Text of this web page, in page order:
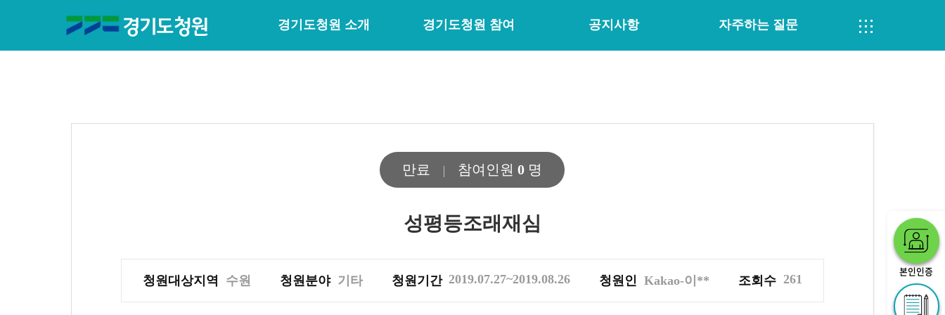
경기도청원 소개 경기도청원 참여 공지사항 자주하는 질문
본인인증
만료 참여인원0 명
성평등조래재심
청원대상지역 수원 청원분야 기타 청원기간 2019.07.27~2019.08.26 청원인 Kakao-이** 조회수 261